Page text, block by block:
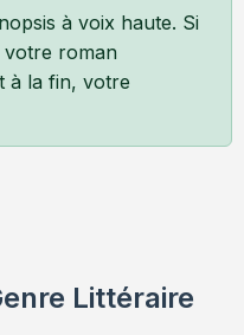
à voix haute. Si
roman
à la fin, votre
Littéraire